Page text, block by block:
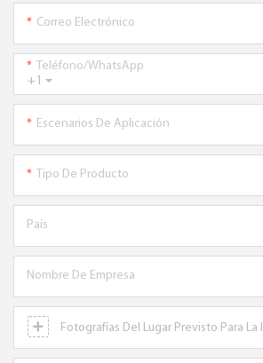
Correo Electrónico
+1
Teléfono/WhatsApp
Escenarios De Aplicación
Tipo De Producto
País
Nombre De Empresa
Fotografías Del Lugar Previsto Para La